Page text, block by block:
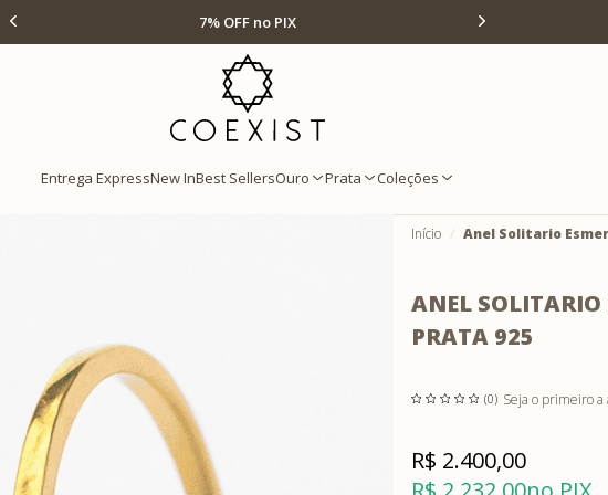
Ir para Home Prata
Entrega ExpressNew InBest SellersOuro Prata Coleções
Início Anel Solitario
ANEL SOLITARIO
PRATA 925
(0) Seja o primeiro a
R$ 2.400,00